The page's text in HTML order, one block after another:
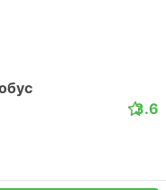
3.6